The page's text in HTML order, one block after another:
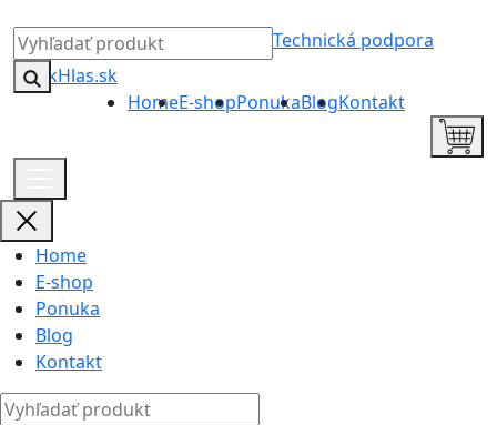
Technická podpora
HomeE-shopPonukaBlogKontakt
Home
E-shop
Ponuka
Blog
Kontakt